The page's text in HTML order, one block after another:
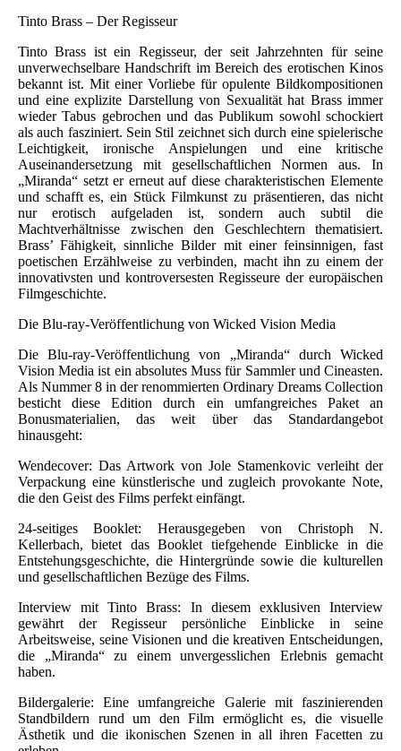
Tinto Brass – Der Regisseur
Tinto Brass ist ein Regisseur, der seit Jahrzehnten für seine
unverwechselbare Handschrift im Bereich des erotischen Kinos
bekannt ist. Mit einer Vorliebe für opulente Bildkompositionen
und eine explizite Darstellung von Sexualität hat Brass immer
wieder Tabus gebrochen und das Publikum sowohl schockiert
als auch fasziniert. Sein Stil zeichnet sich durch eine spielerische
Leichtigkeit, ironische Anspielungen und eine kritische
Auseinandersetzung mit gesellschaftlichen Normen aus. In
„Miranda“ setzt er erneut auf diese charakteristischen Elemente
und schafft es, ein Stück Filmkunst zu präsentieren, das nicht
nur erotisch aufgeladen ist, sondern auch subtil die
Machtverhältnisse zwischen den Geschlechtern thematisiert.
Brass’ Fähigkeit, sinnliche Bilder mit einer feinsinnigen, fast
poetischen Erzählweise zu verbinden, macht ihn zu einem der
innovativsten und kontroversesten Regisseure der europäischen
Filmgeschichte.
Die Blu-ray-Veröffentlichung von Wicked Vision Media
Die Blu-ray-Veröffentlichung von „Miranda“ durch Wicked
Vision Media ist ein absolutes Muss für Sammler und Cineasten.
Als Nummer 8 in der renommierten Ordinary Dreams Collection
besticht diese Edition durch ein umfangreiches Paket an
Bonusmaterialien, das weit über das Standardangebot
hinausgeht:
Wendecover: Das Artwork von Jole Stamenkovic verleiht der
Verpackung eine künstlerische und zugleich provokante Note,
die den Geist des Films perfekt einfängt.
24-seitiges Booklet: Herausgegeben von Christoph N.
Kellerbach, bietet das Booklet tiefgehende Einblicke in die
Entstehungsgeschichte, die Hintergründe sowie die kulturellen
und gesellschaftlichen Bezüge des Films.
Interview mit Tinto Brass: In diesem exklusiven Interview
gewährt der Regisseur persönliche Einblicke in seine
Arbeitsweise, seine Visionen und die kreativen Entscheidungen,
die „Miranda“ zu einem unvergesslichen Erlebnis gemacht
haben.
Bildergalerie: Eine umfangreiche Galerie mit faszinierenden
Standbildern rund um den Film ermöglicht es, die visuelle
Ästhetik und die ikonischen Szenen in all ihren Facetten zu